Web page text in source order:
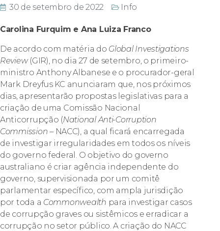
30 de setembro de 2022 Info
Carolina Furquim e Ana Luiza Franco
De acordo com matéria do Global Investigations
Review(GIR), no dia 27 de setembro, o primeiro-
ministro Anthony Albanese e o procurador-geral
Mark Dreyfus KC anunciaram que, nos próximos
dias, apresentarão propostas legislativas para a
criação de uma Comissão Nacional
Anticorrupção (National Anti-Corruption
Commission – NACC), a qual ficará encarregada
de investigar irregularidades em todos os níveis
do governo federal. O objetivo do governo
australiano é criar agência independente do
governo, supervisionada por um comitê
parlamentar específico, com ampla jurisdição
por toda a Commonwealth para investigar casos
de corrupção graves ou sistêmicos e erradicar a
corrupção no setor público. A criação do NACC